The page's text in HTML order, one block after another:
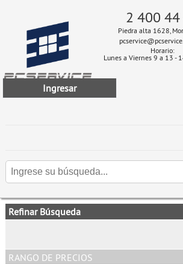
2 400
Piedra alta 1628,
Horario:
Lunes a Viernes 9 a 13 -
Ingresar
Refinar Búsqueda
RANGO DE PRECIOS